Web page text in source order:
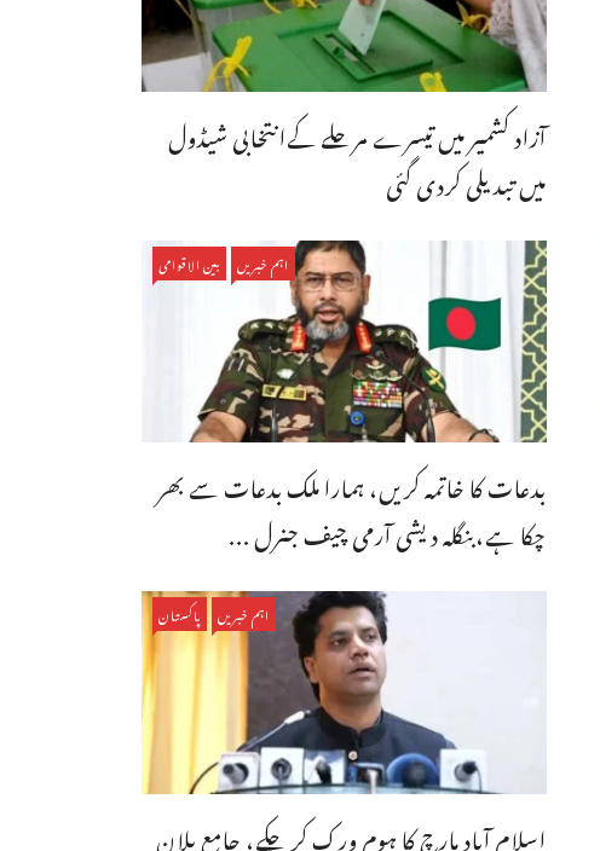
آزاد کشمیر میں تیسرے مرحلے کےانتخابی شیڈول
میں تبدیلی کردی گئی
اہم خبریں بین الاقوامی
بدعات کا خاتمہ کریں، ہمارا ملک بدعات سے بھر
چکا ہے،بنگله دیشی آرمی چیف جنرل ...
اہم خبریں پاکستان
اسلام آباد مارچ کا ہوم ورک کر چکے، جامع پلان